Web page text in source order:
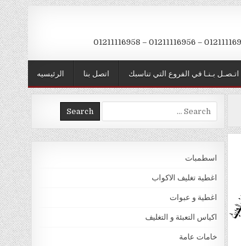
الرئيسيه اتصل بنا اتـصـل بـنـا في الفروع التي تناسبك
Search
for:
اسطمبات
اغطية تغليف الاكواب
اغطية و عبوات
اكياس التعبئة و التغليف
خامات عامة